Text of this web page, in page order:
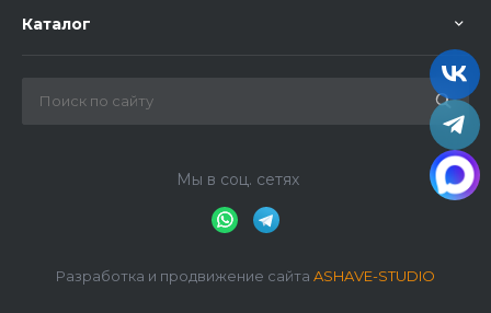
Каталог
Мы в соц. сетях
Разработка и продвижение сайта ASHAVE-STUDIO